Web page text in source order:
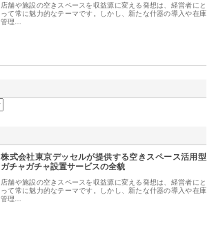
店舗や施設の空きスペースを収益源に変える発想は、経営者にと
って常に魅力的なテーマです。しかし、新たな什器の導入や在庫
管理…
株式会社東京デッセルが提供する空きスペース活用型
ガチャガチャ設置サービスの全貌
店舗や施設の空きスペースを収益源に変える発想は、経営者にと
って常に魅力的なテーマです。しかし、新たな什器の導入や在庫
管理…